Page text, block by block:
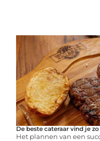
De beste cateraar vind je zo
Het plannen van een